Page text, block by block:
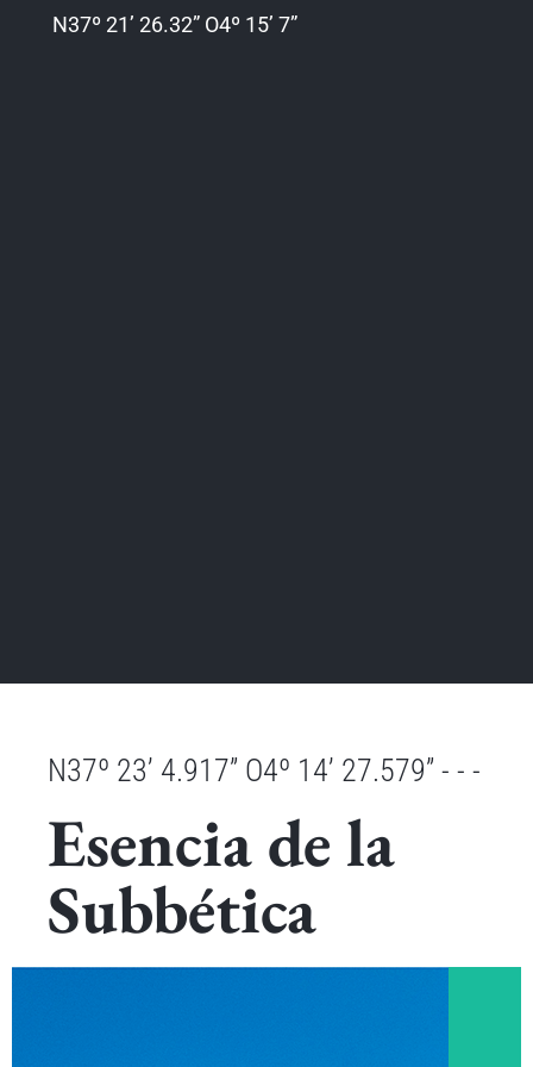
N37º 21’ 26.32” O4º 15’ 7”
N37º 23’ 4.917” O4º 14’ 27.579” - - -
Esencia de la
Subbética